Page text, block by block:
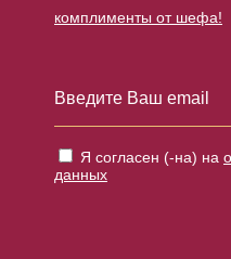
комплименты от шефа!
Я согласен (-на) на
данных